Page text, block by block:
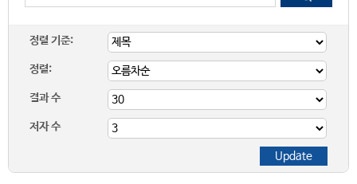
정렬 기준:
정렬:
결과 수
저자 수